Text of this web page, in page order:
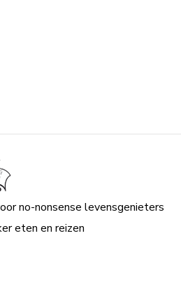
no-nonsense levensgenieters
eten en reizen